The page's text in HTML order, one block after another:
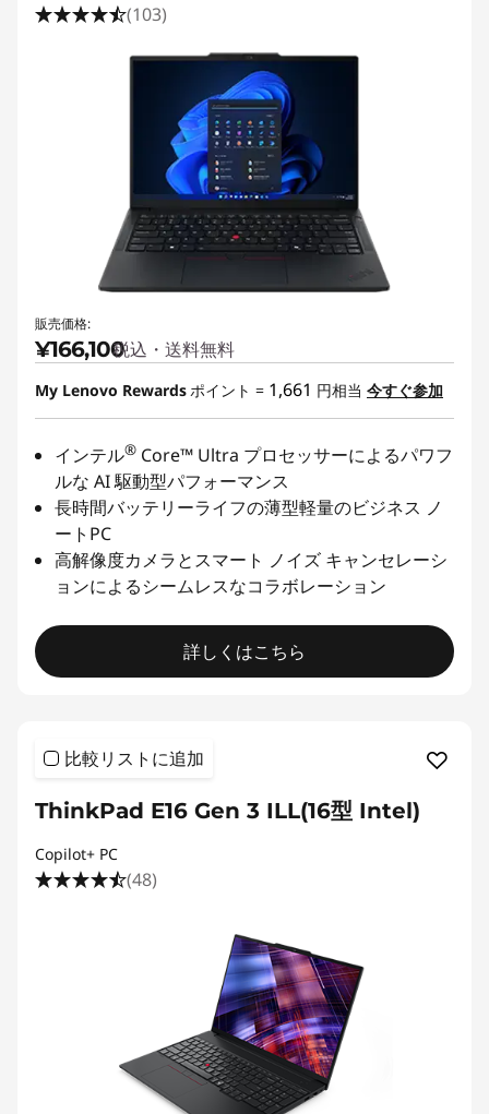
(103)
販売価格:
¥166,100税込・送料無料
My Lenovo Rewardsポイント = 1,661 円相当 今すぐ参加
インテル® Core™ Ultra プロセッサーによるパワフ
ルな AI 駆動型パフォーマンス
長時間バッテリーライフの薄型軽量のビジネス ノ
ートPC
高解像度カメラとスマート ノイズ キャンセレーシ
ョンによるシームレスなコラボレーション
詳しくはこちら
比較リストに追加
ThinkPad E16 Gen 3 ILL(16型 Intel)
Copilot+ PC
(48)